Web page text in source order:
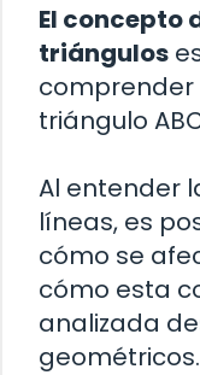
El concepto
triángulos
triángulo
Al entender
líneas, es
cómo se
cómo esta
analizada
geométricos.